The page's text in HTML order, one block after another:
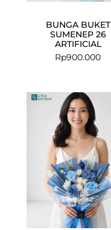
BUNGA BUKET
SUMENEP 26
ARTIFICIAL
Rp900.000